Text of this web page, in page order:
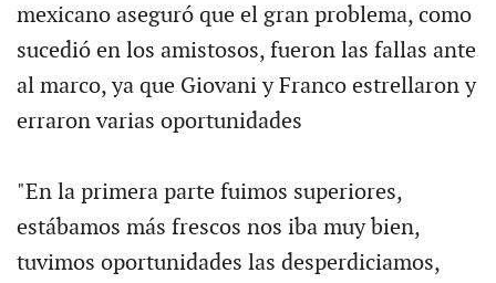
mexicano aseguró que el gran problema, como
sucedió en los amistosos, fueron las fallas ante
al marco, ya que Giovani y Franco estrellaron y
erraron varias oportunidades
"En la primera parte fuimos superiores,
estábamos más frescos nos iba muy bien,
tuvimos oportunidades las desperdiciamos,